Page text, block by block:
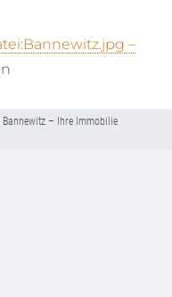
–
– Ihre Immobilie